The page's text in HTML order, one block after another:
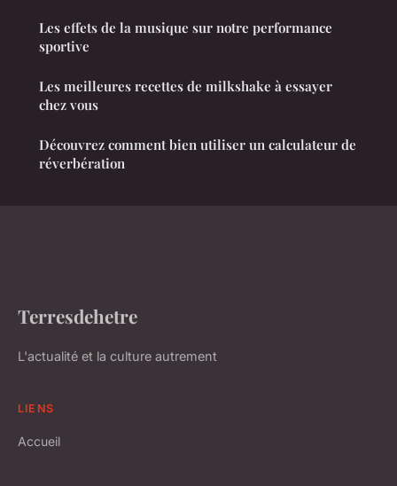
Les effets de la musique sur notre performance
sportive
Les meilleures recettes de milkshake à essayer
chez vous
Découvrez comment bien utiliser un calculateur de
réverbération
Terresdehetre
L'actualité et la culture autrement
LIENS
Accueil